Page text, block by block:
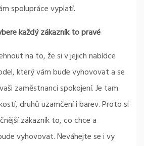
spolupráce vyplatí.
každý zákazník to pravé
na to, že si v jejich nabídce
který vám bude vyhovovat a se
zaměstnanci spokojení. Je tam
druhů uzamčení i barev. Proto si
zákazník to, co chce a
vyhovovat. Neváhejte se i vy